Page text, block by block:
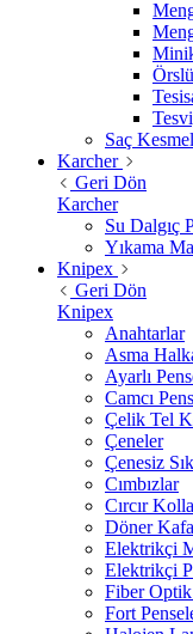
Saç
Karcher
Geri Dön
Karcher
Su Dalgıç
Yıkama
Knipex
Geri Dön
Knipex
Anahtarlar
Asma
Ayarlı
Camcı
Çelik Tel
Çeneler
Çenesiz
Cımbızlar
Cırcır
Döner
Elektrikçi
Elektrikçi
Fiber
Fort